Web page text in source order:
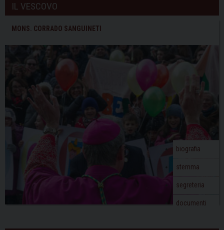
IL VESCOVO
MONS. CORRADO SANGUINETI
biografia
stemma
segreteria
documenti